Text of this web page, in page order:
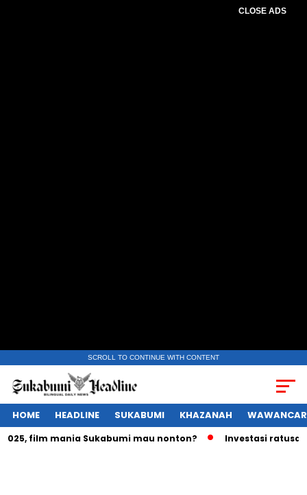
CLOSE ADS
SCROLL TO CONTINUE WITH CONTENT
HOME HEADLINE SUKABUMI KHAZANAH
film mania Sukabumi mau nonton? Investasi ratusan